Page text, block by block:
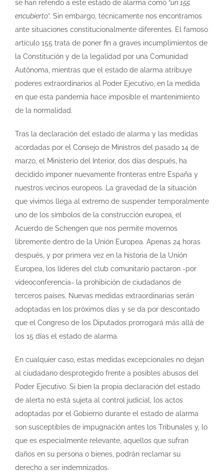
se han referido a este estado de alarma como “un 155
encubierto”. Sin embargo, técnicamente nos encontramos
ante situaciones constitucionalmente diferentes. El famoso
artículo 155 trata de poner fin a graves incumplimientos de
la Constitución y de la legalidad por una Comunidad
Autónoma, mientras que el estado de alarma atribuye
poderes extraordinarios al Poder Ejecutivo, en la medida
en que esta pandemia hace imposible el mantenimiento
de la normalidad.
Tras la declaración del estado de alarma y las medidas
acordadas por el Consejo de Ministros del pasado 14 de
marzo, el Ministerio del Interior, dos días después, ha
decidido imponer nuevamente fronteras entre España y
nuestros vecinos europeos. La gravedad de la situación
que vivimos llega al extremo de suspender temporalmente
uno de los símbolos de la construcción europea, el
Acuerdo de Schengen que nos permite movernos
libremente dentro de la Unión Europea. Apenas 24 horas
después, y por primera vez en la historia de la Unión
Europea, los líderes del club comunitario pactaron -por
videoconferencia- la prohibición de ciudadanos de
terceros países. Nuevas medidas extraordinarias serán
adoptadas en los próximos días y se da por descontado
que el Congreso de los Diputados prorrogará más allá de
los 15 días el estado de alarma.
En cualquier caso, estas medidas excepcionales no dejan
al ciudadano desprotegido frente a posibles abusos del
Poder Ejecutivo. Si bien la propia declaración del estado
de alerta no está sujeta al control judicial, los actos
adoptadas por el Gobierno durante el estado de alarma
son susceptibles de impugnación antes los Tribunales y, lo
que es especialmente relevante, aquellos que sufran
daños en su persona o bienes, podrán reclamar su
derecho a ser indemnizados.